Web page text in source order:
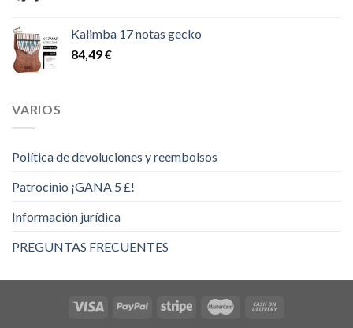
desde
Kalimba 17 notas gecko
84,49€
VARIOS
Política de devoluciones y reembolsos
Patrocinio ¡GANA 5 £!
Información jurídica
PREGUNTAS FRECUENTES